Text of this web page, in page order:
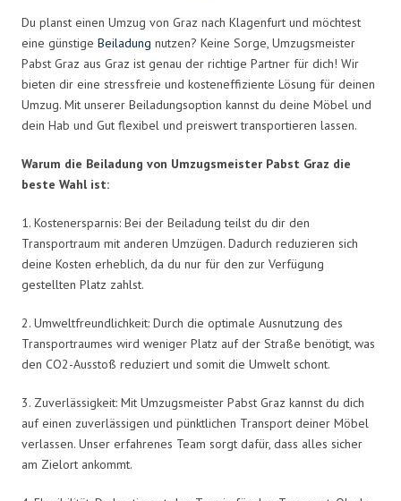
Du planst einen Umzug von Graz nach Klagenfurt und möchtest
eine günstige Beiladung nutzen? Keine Sorge, Umzugsmeister
Pabst Graz aus Graz ist genau der richtige Partner für dich! Wir
bieten dir eine stressfreie und kosteneffiziente Lösung für deinen
Umzug. Mit unserer Beiladungsoption kannst du deine Möbel und
dein Hab und Gut flexibel und preiswert transportieren lassen.
Warum die Beiladung von Umzugsmeister Pabst Graz die
beste Wahl ist:
1. Kostenersparnis: Bei der Beiladung teilst du dir den
Transportraum mit anderen Umzügen. Dadurch reduzieren sich
deine Kosten erheblich, da du nur für den zur Verfügung
gestellten Platz zahlst.
2. Umweltfreundlichkeit: Durch die optimale Ausnutzung des
Transportraumes wird weniger Platz auf der Straße benötigt, was
den CO2-Ausstoß reduziert und somit die Umwelt schont.
3. Zuverlässigkeit: Mit Umzugsmeister Pabst Graz kannst du dich
auf einen zuverlässigen und pünktlichen Transport deiner Möbel
verlassen. Unser erfahrenes Team sorgt dafür, dass alles sicher
am Zielort ankommt.